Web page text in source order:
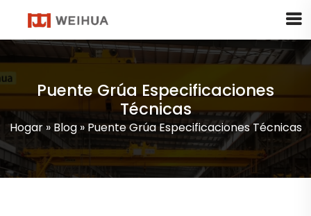
Puente Grúa Especificaciones
Técnicas
Hogar» Blog» Puente Grúa Especificaciones Técnicas